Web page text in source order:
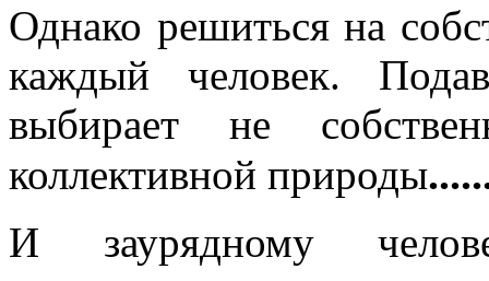
Однако решиться на
каждый человек.
выбирает не
коллективной природы
И заурядному